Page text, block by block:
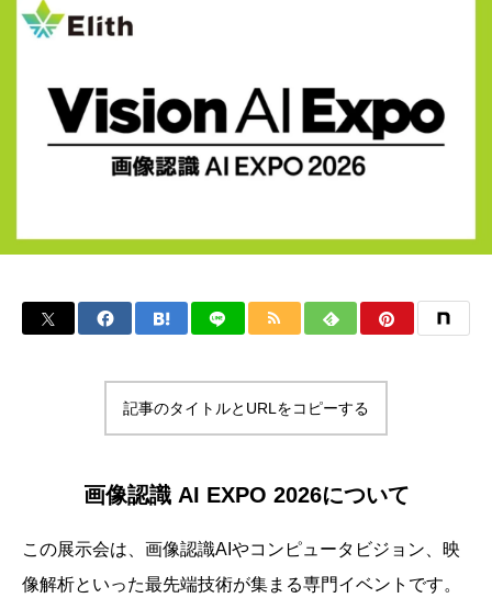
記事のタイトルとURLをコピーする
画像認識 AI EXPO 2026について
この展示会は、画像認識AIやコンピュータビジョン、映
像解析といった最先端技術が集まる専門イベントです。